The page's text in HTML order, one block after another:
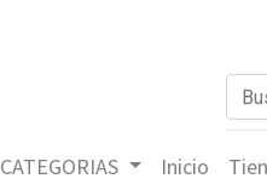
CATEGORIAS Inicio